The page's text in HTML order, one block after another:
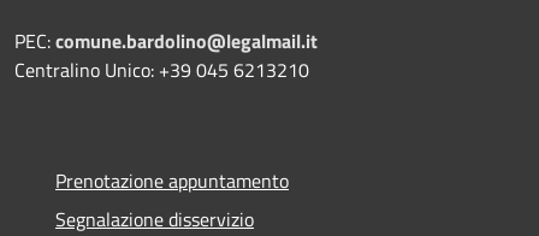
PEC:comune.bardolino@legalmail.it
Centralino Unico: +39 045 6213210
Prenotazione appuntamento
Segnalazione disservizio